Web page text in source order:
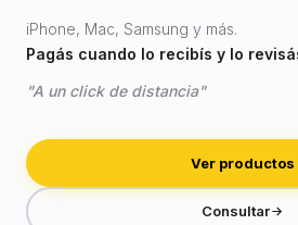
iPhone, Mac, Samsung y más.
Pagás cuando lo recibís y lo
"A un click de distancia"
Ver productos
Consultar